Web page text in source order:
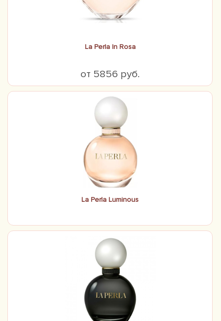
La Perla In Rosa
от 5856 руб.
La Perla Luminous